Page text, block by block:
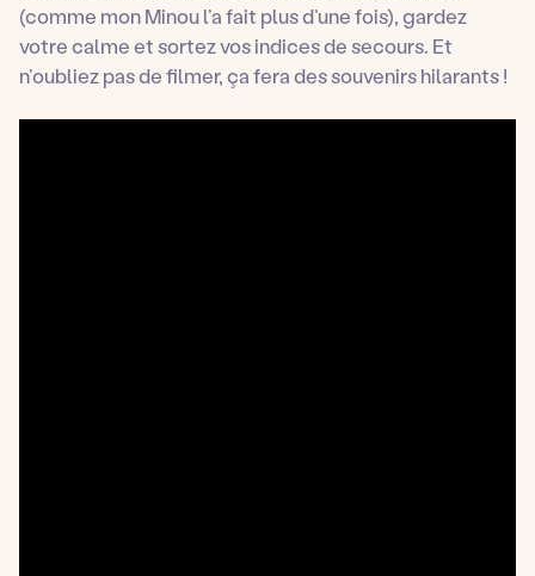
(comme mon Minou l’a fait plus d’une fois), gardez
votre calme et sortez vos indices de secours. Et
n’oubliez pas de filmer, ça fera des souvenirs hilarants !